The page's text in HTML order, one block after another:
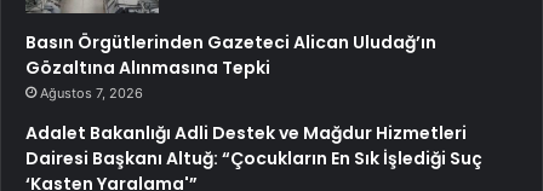
Basın Örgütlerinden Gazeteci Alican Uludağ’ın
Gözaltına Alınmasına Tepki
Ağustos 7, 2026
Adalet Bakanlığı Adli Destek ve Mağdur Hizmetleri
Dairesi Başkanı Altuğ: “Çocukların En Sık İşlediği Suç
‘Kasten Yaralama'”